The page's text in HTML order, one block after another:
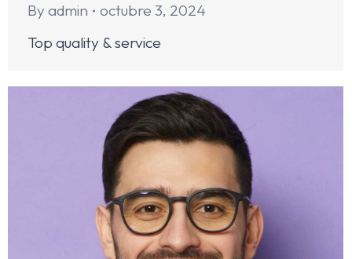
By admin
octubre 3, 2024
Top quality & service